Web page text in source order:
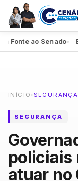
ao Senado● Em
INÍCIO ›SEGURANÇA
SEGURANÇA
policiais
atuar no